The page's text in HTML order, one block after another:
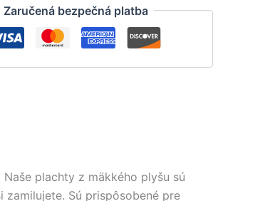
Zaručená bezpečná platba
plachty z mäkkého plyšu sú
Sú prispôsobené pre